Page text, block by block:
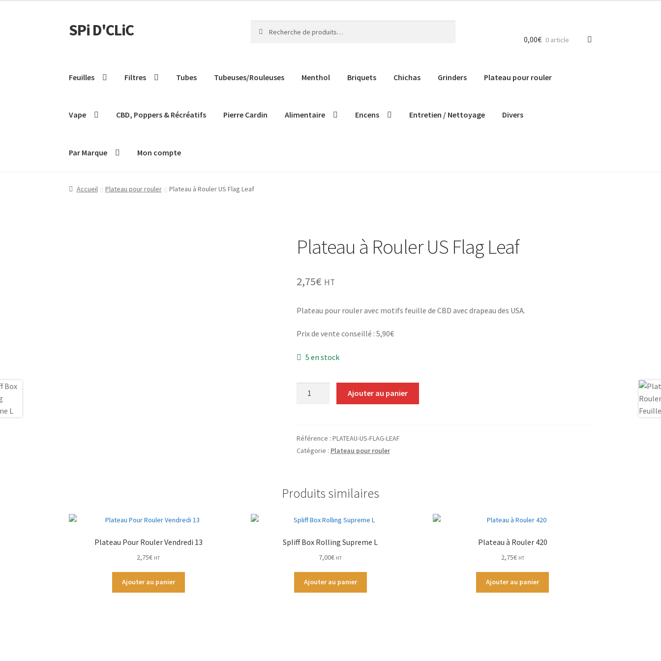
SPi D'CLiC
pour :
0,00€ 0 article
Feuilles Filtres Tubes Tubeuses/Rouleuses Menthol Briquets Chichas Grinders Plateau pour rouler
Vape CBD, Poppers & Récréatifs Pierre Cardin Alimentaire Encens Entretien / Nettoyage Divers
Par Marque Mon compte
Accueil Plateau pour rouler Plateau à Rouler US Flag Leaf
Plateau à Rouler US Flag Leaf
2,75€ HT
Plateau pour rouler avec motifs feuille de CBD avec drapeau des USA.
Prix de vente conseillé : 5,90€
5 en stock
Rouler
US
Ajouter au panier
Référence : PLATEAU-US-FLAG-LEAF
Catégorie : Plateau pour rouler
Produits similaires
Plateau Pour Rouler Vendredi 13
2,75€ HT
Ajouter au panier
Spliff Box Rolling Supreme L
7,00€ HT
Ajouter au panier
Plateau à Rouler 420
2,75€ HT
Ajouter au panier